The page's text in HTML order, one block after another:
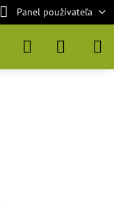
Panel používateľa